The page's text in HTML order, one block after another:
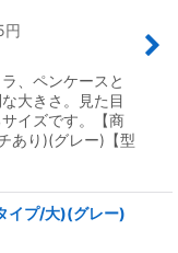
円
、ペンケースと
大きさ。見た目
イズです。【商
あり)(グレー)【型
イプ/大)(グレー)